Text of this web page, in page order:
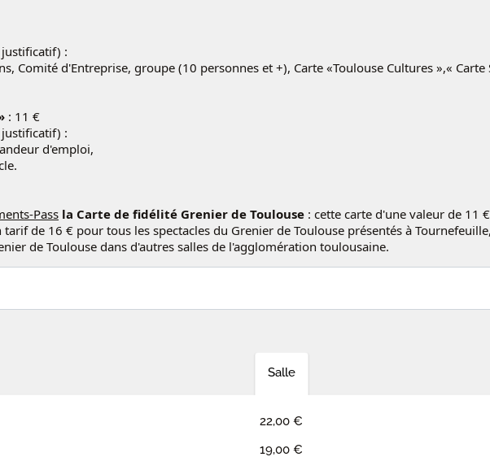
:
Comité d'Entreprise, groupe (10 personnes et +), Carte «Toulouse Cultures »,« Carte
: 11 €
:
d'emploi,
Pass la Carte de fidélité Grenier de Toulouse : cette carte d'une valeur de 11
tarif de 16 € pour tous les spectacles du Grenier de Toulouse présentés à
de Toulouse dans d'autres salles de l'agglomération toulousaine.
Salle
22,00 €
19,00 €